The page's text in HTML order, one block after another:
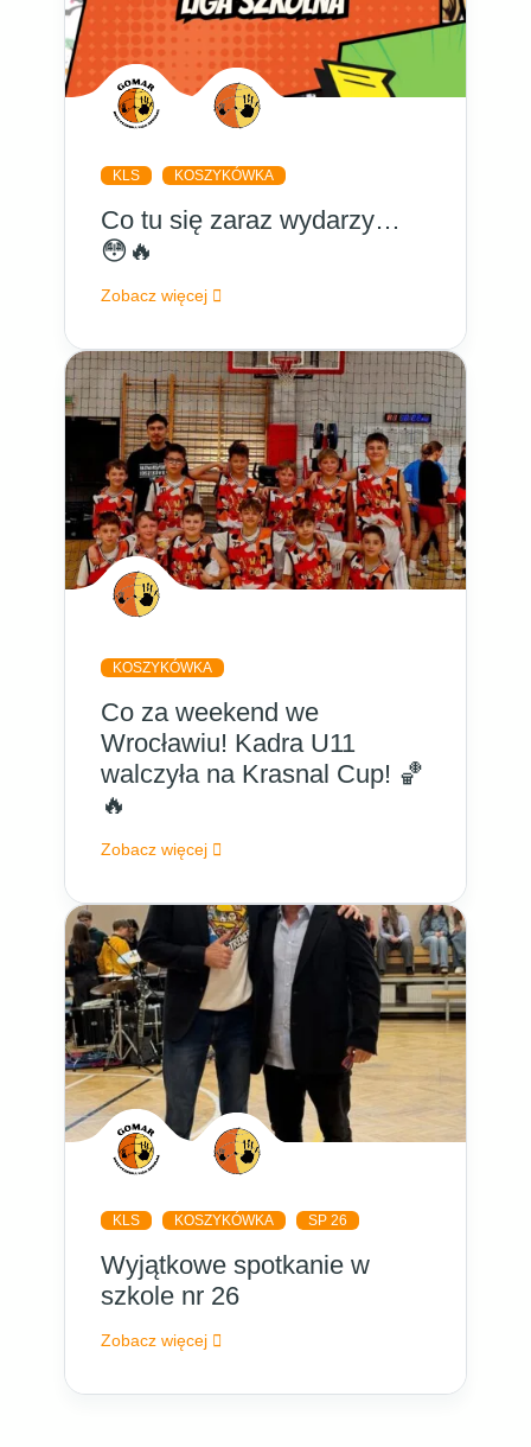
KLS KOSZYKÓWKA
Co tu się zaraz wydarzy…
😳🔥
Zobacz więcej
KOSZYKÓWKA
Co za weekend we
Wrocławiu! Kadra U11
walczyła na Krasnal Cup! 🏀
🔥
Zobacz więcej
KLS KOSZYKÓWKA SP 26
Wyjątkowe spotkanie w
szkole nr 26
Zobacz więcej